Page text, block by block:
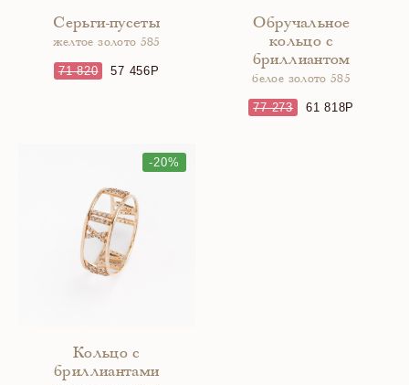
Серьги-пусеты
желтое золото 585
71 820 57 456
Обручальное
кольцо с
бриллиантом
белое золото 585
77 273 61 818
-20%
Кольцо с
бриллиантами